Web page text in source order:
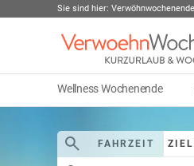
Sie sind hier: Verwöhnwochenende
Wellness Wochenende
FAHRZEIT